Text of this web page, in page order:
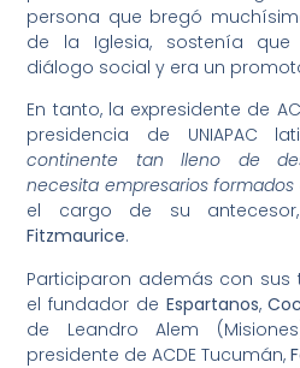
persona que bregó
de la Iglesia, sostenía
diálogo social y era un
En tanto, la expresidente de
presidencia de UNIAPAC
continente tan lleno de
necesita empresarios formados
el cargo de su
Fitzmaurice.
Participaron además con sus
el fundador de Espartanos,
de Leandro Alem
presidente de ACDE Tucumán,